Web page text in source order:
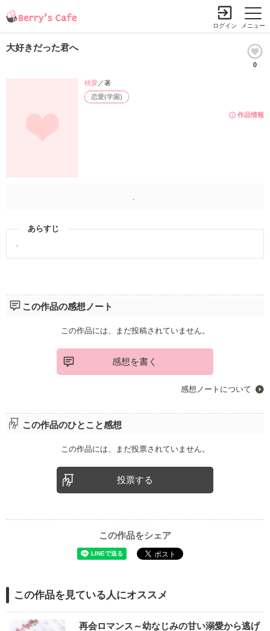
メニュー
ログイン
大好きだった君へ
0
作品情報
恋愛(学園)
桃愛／著
あらすじ
この作品の感想ノート
この作品には、まだ投稿されていません。
感想を書く
感想ノートについて
この作品のひとこと感想
この作品には、まだ投票されていません。
投票する
この作品をシェア
この作品を見ている人にオススメ
再会ロマンス～幼なじみの甘い溺愛から逃げ